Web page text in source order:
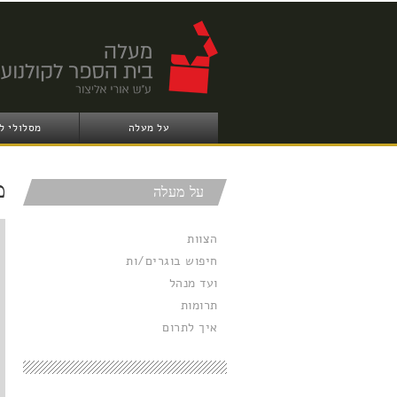
על מעלה מסלולי
על מעלה
הצוות
חיפוש בוגרים/ות
ועד מנהל
תרומות
איך לתרום